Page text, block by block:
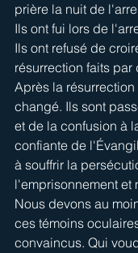
prière la nuit de
Ils ont fui lors de
Ils ont refusé de
résurrection faits par
Après la
changé. Ils sont
et de la confusion à
confiante de
à souffrir la
l'emprisonnement et
Nous devons au
ces témoins
convaincus. Qui